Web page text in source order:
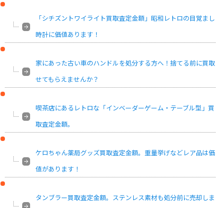
「シチズントワイライト買取査定金額」昭和レトロの目覚まし
時計に価値あります！
家にあった古い車のハンドルを処分する方へ！捨てる前に買取
せてもらえませんか？
喫茶店にあるレトロな「インベーダーゲーム・テーブル型」買
取査定金額。
ケロちゃん薬局グッズ買取査定金額。重量挙げなどレア品は価
値があります！
タンブラー買取査定金額。ステンレス素材も処分前に売却しま